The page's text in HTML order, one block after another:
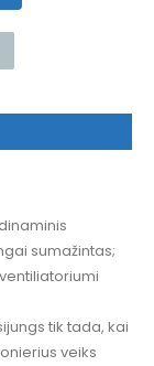
sumažintas;
tik tada, kai
veiks